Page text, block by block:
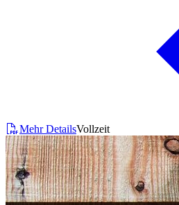
Mehr DetailsVollzeit